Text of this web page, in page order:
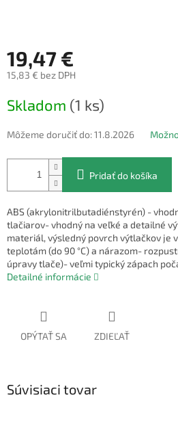
19,47 €
15,83 € bez DPH
cena:
Skladom (1 ks)
Môžeme doručiť do:11.8.2026
Pridať do košíka
ABS (akrylonitrilbutadiénstyrén) -
tlačiarov- vhodný na veľké a detailné
materiál, výsledný povrch výtlačkov je
teplotám (do 90 °C) a nárazom-
úpravy tlače)- veľmi typický zápach
Detailné informácie
OPÝTAŤ SA ZDIEĽAŤ
Súvisiaci tovar